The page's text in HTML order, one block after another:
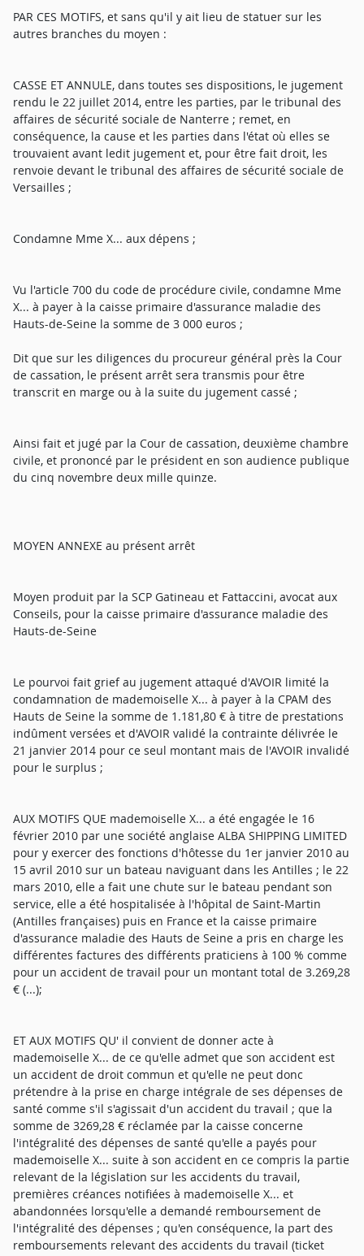
PAR CES MOTIFS, et sans qu'il y ait lieu de statuer sur les
autres branches du moyen :
CASSE ET ANNULE, dans toutes ses dispositions, le jugement
rendu le 22 juillet 2014, entre les parties, par le tribunal des
affaires de sécurité sociale de Nanterre ; remet, en
conséquence, la cause et les parties dans l'état où elles se
trouvaient avant ledit jugement et, pour être fait droit, les
renvoie devant le tribunal des affaires de sécurité sociale de
Versailles ;
Condamne Mme X... aux dépens ;
Vu l'article 700 du code de procédure civile, condamne Mme
X... à payer à la caisse primaire d'assurance maladie des
Hauts-de-Seine la somme de 3 000 euros ;
Dit que sur les diligences du procureur général près la Cour
de cassation, le présent arrêt sera transmis pour être
transcrit en marge ou à la suite du jugement cassé ;
Ainsi fait et jugé par la Cour de cassation, deuxième chambre
civile, et prononcé par le président en son audience publique
du cinq novembre deux mille quinze.
MOYEN ANNEXE au présent arrêt
Moyen produit par la SCP Gatineau et Fattaccini, avocat aux
Conseils, pour la caisse primaire d'assurance maladie des
Hauts-de-Seine
Le pourvoi fait grief au jugement attaqué d'AVOIR limité la
condamnation de mademoiselle X... à payer à la CPAM des
Hauts de Seine la somme de 1.181,80 € à titre de prestations
indûment versées et d'AVOIR validé la contrainte délivrée le
21 janvier 2014 pour ce seul montant mais de l'AVOIR invalidé
pour le surplus ;
AUX MOTIFS QUE mademoiselle X... a été engagée le 16
février 2010 par une société anglaise ALBA SHIPPING LIMITED
pour y exercer des fonctions d'hôtesse du 1er janvier 2010 au
15 avril 2010 sur un bateau naviguant dans les Antilles ; le 22
mars 2010, elle a fait une chute sur le bateau pendant son
service, elle a été hospitalisée à l'hôpital de Saint-Martin
(Antilles françaises) puis en France et la caisse primaire
d'assurance maladie des Hauts de Seine a pris en charge les
différentes factures des différents praticiens à 100 % comme
pour un accident de travail pour un montant total de 3.269,28
€ (...);
ET AUX MOTIFS QU' il convient de donner acte à
mademoiselle X... de ce qu'elle admet que son accident est
un accident de droit commun et qu'elle ne peut donc
prétendre à la prise en charge intégrale de ses dépenses de
santé comme s'il s'agissait d'un accident du travail ; que la
somme de 3269,28 € réclamée par la caisse concerne
l'intégralité des dépenses de santé qu'elle a payés pour
mademoiselle X... suite à son accident en ce compris la partie
relevant de la législation sur les accidents du travail,
premières créances notifiées à mademoiselle X... et
abandonnées lorsqu'elle a demandé remboursement de
l'intégralité des dépenses ; qu'en conséquence, la part des
remboursements relevant des accidents du travail (ticket